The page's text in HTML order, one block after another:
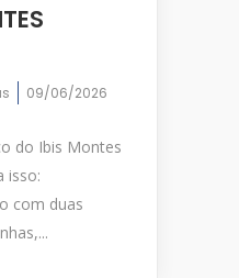
09/06/2026
do Ibis Montes
isso:
com duas